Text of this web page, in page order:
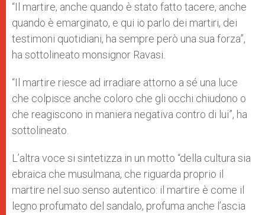
“Il martire, anche quando è stato fatto tacere, anche
quando è emarginato, e qui io parlo dei martiri, dei
testimoni quotidiani, ha sempre però una sua forza”,
ha sottolineato monsignor Ravasi.
“Il martire riesce ad irradiare attorno a sé una luce
che colpisce anche coloro che gli occhi chiudono o
che reagiscono in maniera negativa contro di lui”, ha
sottolineato.
L’altra voce si sintetizza in un motto “della cultura sia
ebraica che musulmana, che riguarda proprio il
martire nel suo senso autentico: il martire è come il
legno profumato del sandalo, profuma anche l’ascia